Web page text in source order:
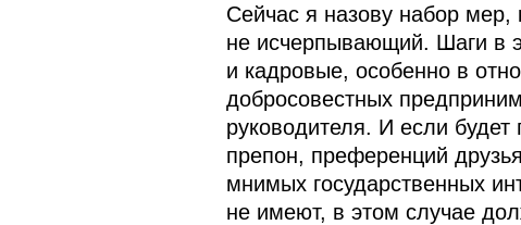
Сейчас я назову набор
не исчерпывающий. Шаги в
и кадровые, особенно в
добросовестных
руководителя. И если
препон, преференций
мнимых государственных
не имеют, в этом случае